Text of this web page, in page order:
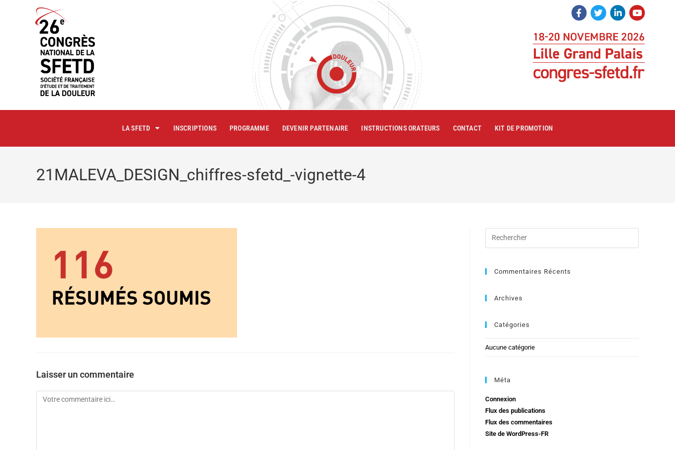
LA SFETD INSCRIPTIONS PROGRAMME DEVENIR PARTENAIRE INSTRUCTIONS ORATEURS CONTACT KIT DE PROMOTION
21MALEVA_DESIGN_chiffres-sfetd_-vignette-4
Laisser un commentaire
Commentaires Récents
Archives
Catégories
Aucune catégorie
Méta
Connexion
Flux des publications
Flux des commentaires
Site de WordPress-FR